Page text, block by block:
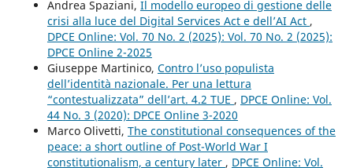
Andrea Spaziani, Il modello europeo di gestione delle
crisi alla luce del Digital Services Act e dell’AI Act ,
DPCE Online: Vol. 70 No. 2 (2025): Vol. 70 No. 2 (2025):
DPCE Online 2-2025
Giuseppe Martinico, Contro l’uso populista
dell’identità nazionale. Per una lettura
“contestualizzata” dell’art. 4.2 TUE , DPCE Online: Vol.
44 No. 3 (2020): DPCE Online 3-2020
Marco Olivetti, The constitutional consequences of the
peace: a short outline of Post-World War I
constitutionalism, a century later , DPCE Online: Vol.